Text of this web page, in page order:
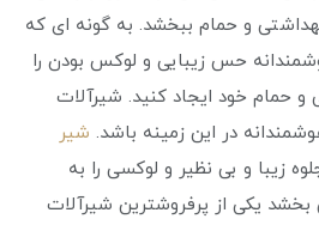
و حمام ببخشد. به گونه ای که
حس زیبایی و لوکس بودن را
حمام خود ایجاد کنید. شیرآلات
در این زمینه باشد. شیر
زیبا و بی نظیر و لوکسی را به
یکی از پرفروشترین شیرآلات